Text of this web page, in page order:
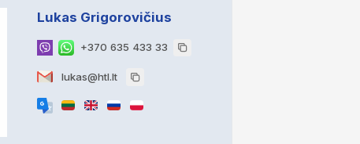
Lukas Grigorovičius
+370 635 433 33
lukas@htl.lt